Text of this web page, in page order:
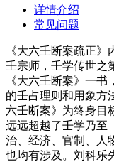
详情介绍
常见问题
《大六壬断案疏正
壬宗师，壬学传世之
《大六壬断案》一
的壬占理则和用象方
六壬断案》为终身目
远远超越了壬学乃至
治、经济、官制、人
也均有涉及。刘科乐